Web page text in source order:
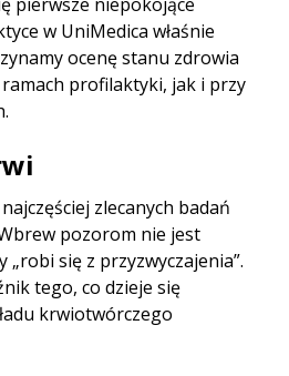
w UniMedica właśnie
ocenę stanu zdrowia
profilaktyki, jak i przy
zlecanych badań
pozorom nie jest
się z przyzwyczajenia”.
tego, co dzieje się
krwiotwórczego